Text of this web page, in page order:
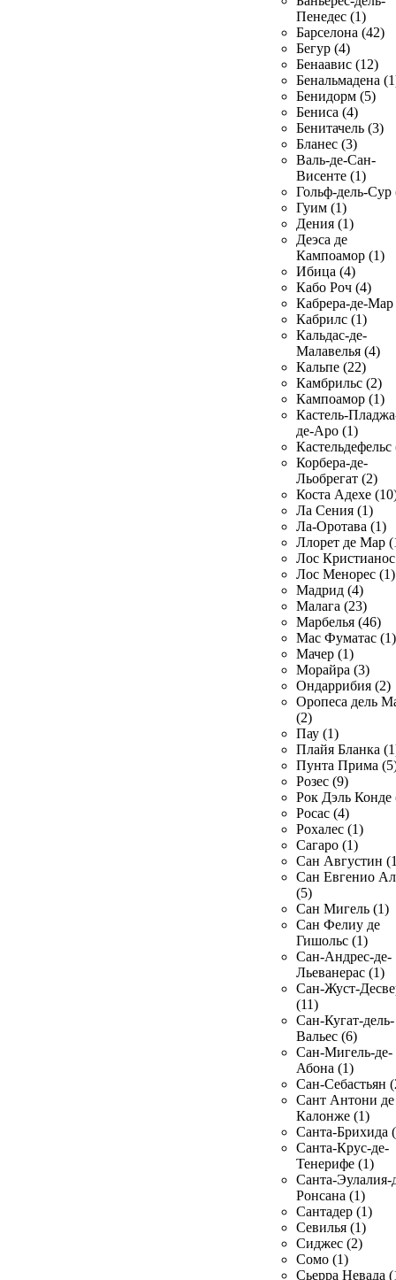
Пенедес (1)
Барселона (42)
Бегур (4)
Бенаавис (12)
Бенальмадена
Бенидорм (5)
Бениса (4)
Бенитачель (3)
Бланес (3)
Валь-де-Сан-
Висенте (1)
Гольф-дель-Сур
Гуим (1)
Дения (1)
Деэса де
Кампоамор (1)
Ибица (4)
Кабо Роч (4)
Кабрера-де-Мар
Кабрилс (1)
Кальдас-де-
Малавелья (4)
Кальпе (22)
Камбрильс (2)
Кампоамор (1)
Кастель-
де-Аро (1)
Кастельдефельс
Корбера-де-
Льобрегат (2)
Коста Адехе
Ла Сения (1)
Ла-Оротава (1)
Ллорет де Мар
Лос
Лос Менорес (1)
Мадрид (4)
Малага (23)
Марбелья (46)
Мас Фуматас (1)
Мачер (1)
Морайра (3)
Ондаррибия (2)
Оропеса дель
(2)
Пау (1)
Плайя Бланка
Пунта Прима
Розес (9)
Рок Дэль Конде
Росас (4)
Рохалес (1)
Сагаро (1)
Сан Августин
Сан Евгенио
(5)
Сан Мигель (1)
Сан Фелиу де
Гишольс (1)
Сан-Андрес-де-
Льеванерас (1)
Сан-Жуст-
(11)
Сан-Кугат-дель-
Вальес (6)
Сан-Мигель-де-
Абона (1)
Сан-Себастьян
Сант Антони де
Калонже (1)
Санта-Брихида
Санта-Крус-де-
Тенерифе (1)
Санта-Эулалия-
Ронсана (1)
Сантадер (1)
Севилья (1)
Сиджес (2)
Сомо (1)
Сьерра Невада